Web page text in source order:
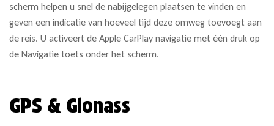
scherm helpen u snel de nabijgelegen plaatsen te vinden en
geven een indicatie van hoeveel tijd deze omweg toevoegt aan
de reis. U activeert de Apple CarPlay navigatie met één druk op
de Navigatie toets onder het scherm.
GPS & Glonass